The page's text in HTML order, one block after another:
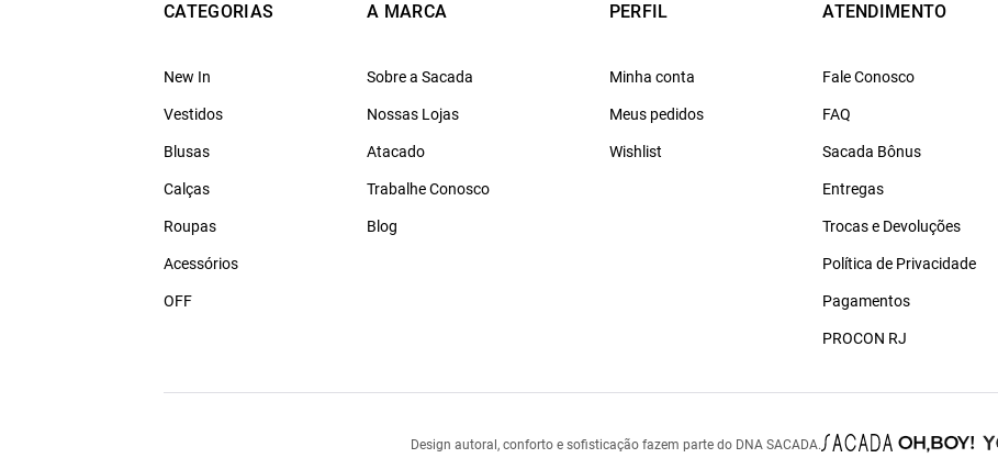
CATEGORIAS
New In
Vestidos
Blusas
Calças
Roupas
Acessórios
OFF
A MARCA
Sobre a Sacada
Nossas Lojas
Atacado
Trabalhe Conosco
Blog
PERFIL
Minha conta
Meus pedidos
Wishlist
ATENDIMENTO
Fale Conosco
FAQ
Sacada Bônus
Entregas
Trocas e Devoluções
Política de Privacidade
Pagamentos
PROCON RJ
Design autoral, conforto e sofisticação fazem parte do DNA SACADA.